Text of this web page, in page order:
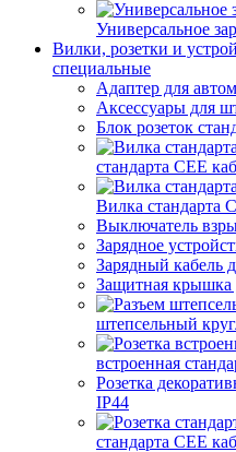
Универсальное
Вилки, розетки и
специальные
Адаптер для
Аксессуары для
Блок розеток
стандарта CEE
Вилка стандарта
Выключатель
Зарядное
Зарядный кабель
Защитная крышка
штепсельный
встроенная
Розетка
IP44
стандарта СЕЕ